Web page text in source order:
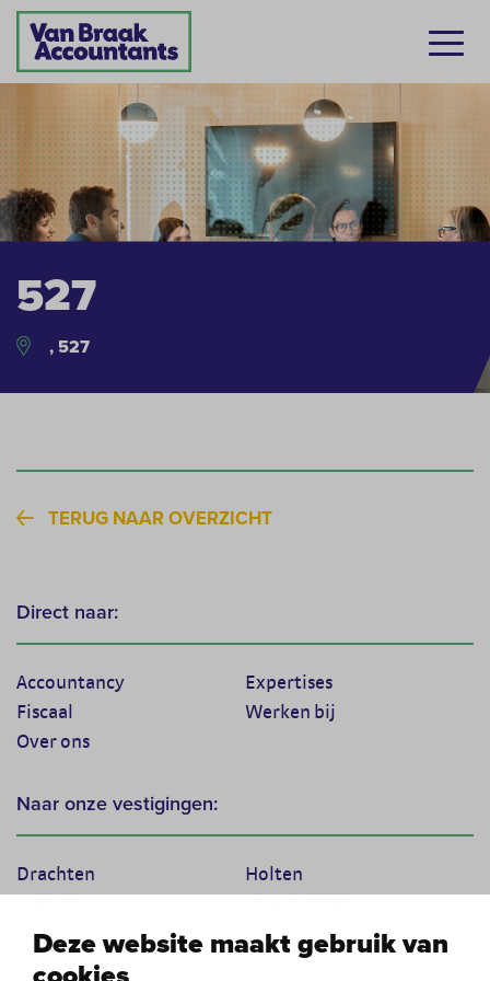
Deze website maakt gebruik van
527
, 527
TERUG NAAR OVERZICHT
Direct naar:
Accountancy
Expertises
Fiscaal
Werken bij
Over ons
Naar onze vestigingen:
Drachten
Holten
Texel
Tiel
Veenendaal